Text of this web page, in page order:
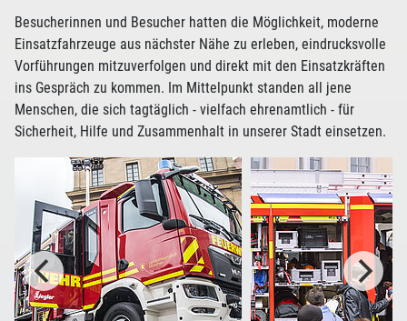
Besucherinnen und Besucher hatten die Möglichkeit, moderne
Einsatzfahrzeuge aus nächster Nähe zu erleben, eindrucksvolle
Vorführungen mitzuverfolgen und direkt mit den Einsatzkräften
ins Gespräch zu kommen. Im Mittelpunkt standen all jene
Menschen, die sich tagtäglich - vielfach ehrenamtlich - für
Sicherheit, Hilfe und Zusammenhalt in unserer Stadt einsetzen.